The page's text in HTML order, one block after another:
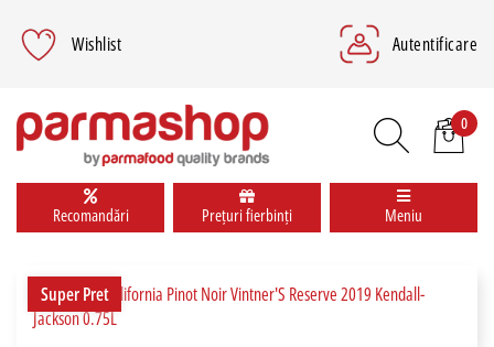
Wishlist Autentificare
Recomandări Prețuri fierbinți Meniu
0
Super Pret